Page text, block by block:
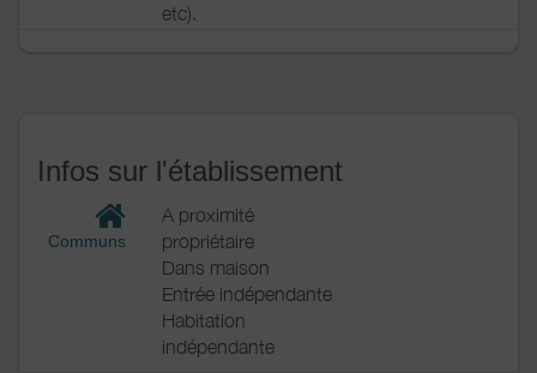
etc).
Infos sur l'établissement
Communs
A proximité
propriétaire
Dans maison
Entrée indépendante
Habitation
indépendante